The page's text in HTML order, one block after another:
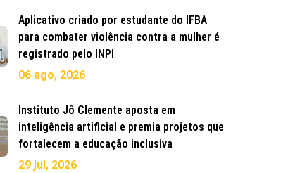
Aplicativo criado por estudante do IFBA
para combater violência contra a mulher é
registrado pelo INPI
06 ago, 2026
Instituto Jô Clemente aposta em
inteligência artificial e premia projetos que
fortalecem a educação inclusiva
29 jul, 2026